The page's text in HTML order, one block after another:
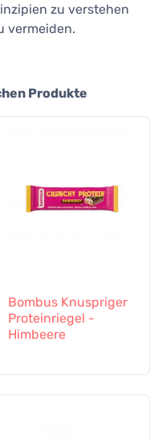
zu verstehen
vermeiden.
Produkte
Bombus Knuspriger
Proteinriegel -
Himbeere